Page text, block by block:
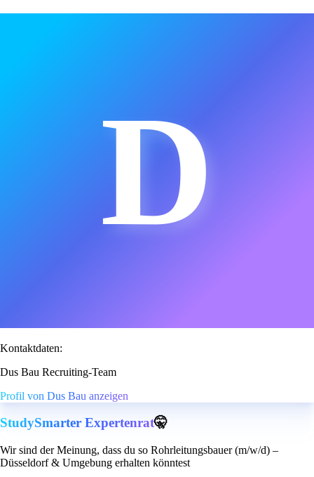
D
Kontaktdaten:
Dus Bau Recruiting-Team
Profil von Dus Bau anzeigen
StudySmarter Expertenrat🤫
Wir sind der Meinung, dass du so Rohrleitungsbauer (m/w/d) –
Düsseldorf & Umgebung erhalten könntest